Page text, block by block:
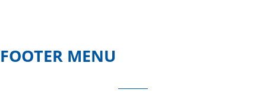
FOOTER MENU